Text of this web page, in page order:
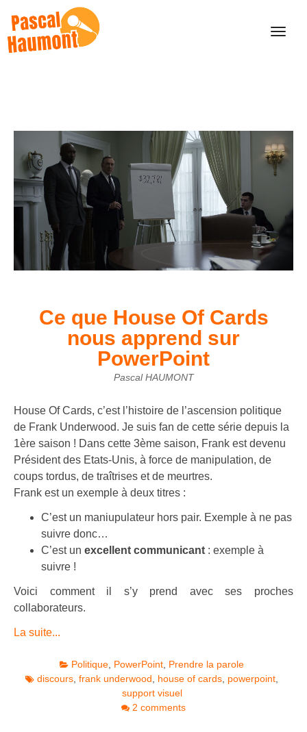
Ce que House Of Cards
nous apprend sur
PowerPoint
Pascal HAUMONT
House Of Cards, c’est l’histoire de l’ascension politique
de Frank Underwood. Je suis fan de cette série depuis la
1ère saison ! Dans cette 3ème saison, Frank est devenu
Président des Etats-Unis, à force de manipulation, de
coups tordus, de traîtrises et de meurtres.
Frank est un exemple à deux titres :
C’est un maniupulateur hors pair. Exemple à ne pas
suivre donc…
C’est un excellent communicant : exemple à
suivre !
Voici comment il s’y prend avec ses proches
collaborateurs.
La suite...
Politique, PowerPoint, Prendre la parole
discours, frank underwood, house of cards, powerpoint,
support visuel
2 comments